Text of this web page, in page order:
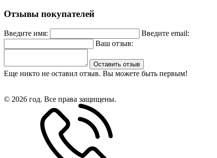
Отзывы покупателей
Введите имя:
Введите email:
Ваш отзыв:
Оставить отзыв
Еще никто не оставил отзыв. Вы можете быть первым!
© 2026 год. Все права защищены.